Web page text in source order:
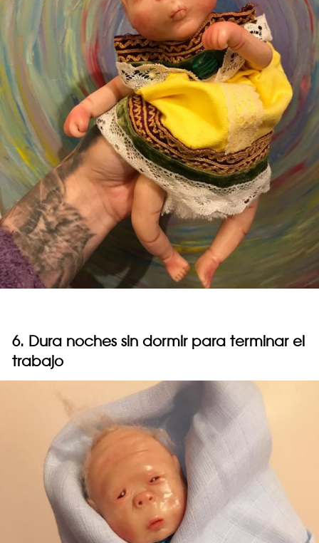
6. Dura noches sin dormir para terminar el
trabajo